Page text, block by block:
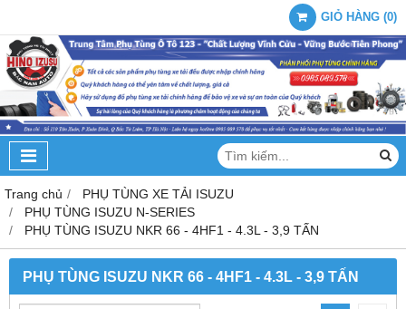
GIỎ HÀNG (0)
Trang chủ
PHỤ TÙNG XE TẢI ISUZU
PHỤ TÙNG ISUZU N-SERIES
PHỤ TÙNG ISUZU NKR 66 - 4HF1 - 4.3L - 3,9 TẤN
PHỤ TÙNG ISUZU NKR 66 - 4HF1 - 4.3L - 3,9 TẤN